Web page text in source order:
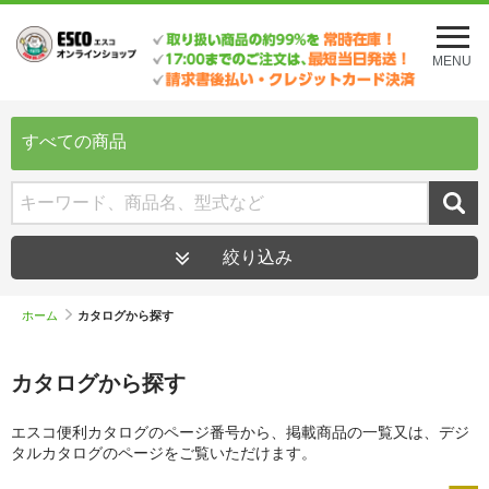
メ
ニ
ュ
を
MENU
すべての商品
絞り込み
ホーム カタログから探す
カタログから探す
エスコ便利カタログのページ番号から、掲載商品の一覧又は、デジ
タルカタログのページをご覧いただけます。